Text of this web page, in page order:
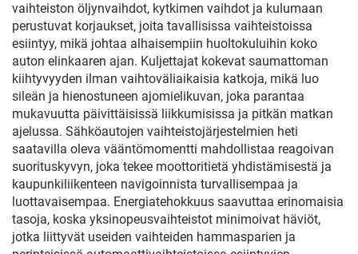
vaihteiston öljynvaihdot, kytkimen vaihdot ja kulumaan
perustuvat korjaukset, joita tavallisissa vaihteistoissa
esiintyy, mikä johtaa alhaisempiin huoltokuluihin koko
auton elinkaaren ajan. Kuljettajat kokevat saumattoman
kiihtyvyyden ilman vaihtoväliaikaisia katkoja, mikä luo
sileän ja hienostuneen ajomielikuvan, joka parantaa
mukavuutta päivittäisissä liikkumisissa ja pitkän matkan
ajelussa. Sähköautojen vaihteistojärjestelmien heti
saatavilla oleva vääntömomentti mahdollistaa reagoivan
suorituskyvyn, joka tekee moottoritietä yhdistämisestä ja
kaupunkiliikenteen navigoinnista turvallisempaa ja
luottavaisempaa. Energiatehokkuus saavuttaa erinomaisia
tasoja, koska yksinopeusvaihteistot minimoivat häviöt,
jotka liittyvät useiden vaihteiden hammasparien ja